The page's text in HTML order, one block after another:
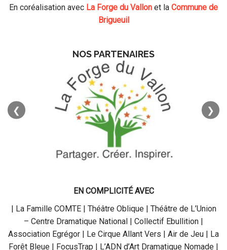
En coréalisation avec La Forge du Vallon et la Commune de
Brigueuil
NOS PARTENAIRES
❮ ❯
EN COMPLICITÉ AVEC
| La Famille COMTE | Théâtre Oblique | Théâtre de L’Union
– Centre Dramatique National | Collectif Ebullition |
Association Egrégor | Le Cirque Allant Vers | Air de Jeu | La
Forêt Bleue | FocusTrap | L’ADN d’Art Dramatique Nomade |